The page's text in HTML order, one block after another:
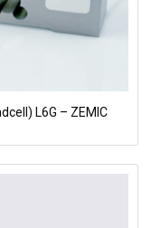
L6G – ZEMIC